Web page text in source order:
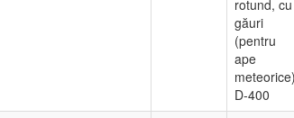
rotund, cu
găuri
(pentru
ape
meteorice)
D-400